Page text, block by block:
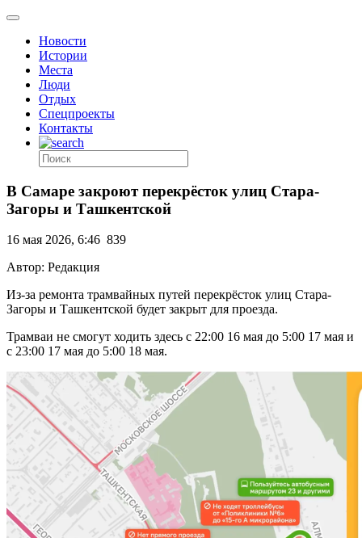
Новости
Истории
Места
Люди
Отдых
Спецпроекты
Контакты
В Самаре закроют перекрёсток улиц Стара-
Загоры и Ташкентской
16 мая 2026, 6:46 839
Автор: Редакция
Из-за ремонта трамвайных путей перекрёсток улиц Стара-
Загоры и Ташкентской будет закрыт для проезда.
Трамваи не смогут ходить здесь с 22:00 16 мая до 5:00 17 мая и
с 23:00 17 мая до 5:00 18 мая.